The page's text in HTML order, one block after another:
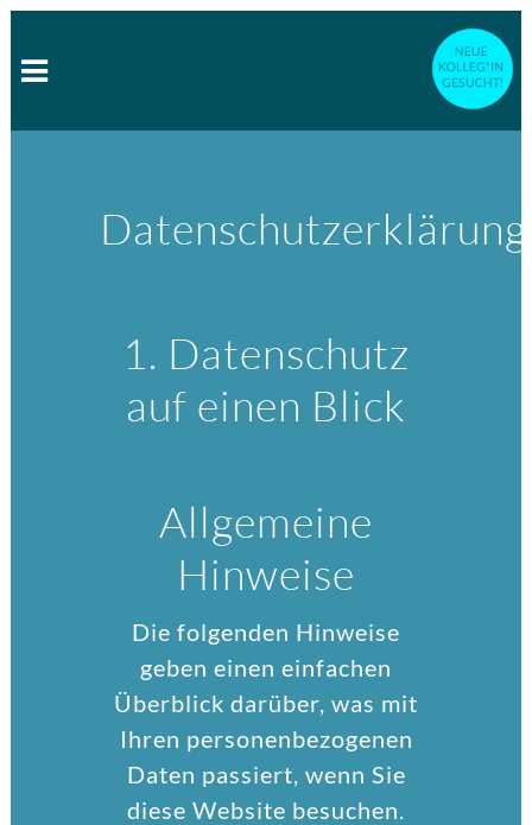
Datenschutzerklärung
1. Datenschutz
auf einen Blick
Allgemeine
Hinweise
Die folgenden Hinweise
geben einen einfachen
Überblick darüber, was mit
Ihren personenbezogenen
Daten passiert, wenn Sie
diese Website besuchen.